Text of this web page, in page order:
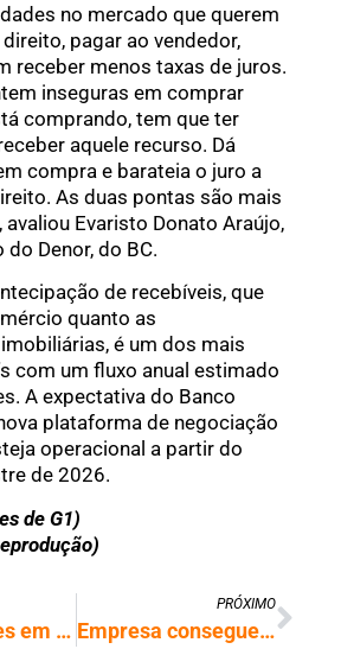
no mercado que querem
pagar ao vendedor,
receber menos taxas de juros.
inseguras em comprar
comprando, tem que ter
aquele recurso. Dá
compra e barateia o juro a
As duas pontas são mais
avaliou Evaristo Donato Araújo,
Denor, do BC.
de recebíveis, que
quanto as
é um dos mais
com um fluxo anual estimado
A expectativa do Banco
plataforma de negociação
operacional a partir do
de 2026.
de G1)
Trabalhadores em regime CLT terão novo modelo de consignado, anuncia governo
PRÓXIMO
Empresa consegue liminar e escaneamento de íris continuará no Brasil